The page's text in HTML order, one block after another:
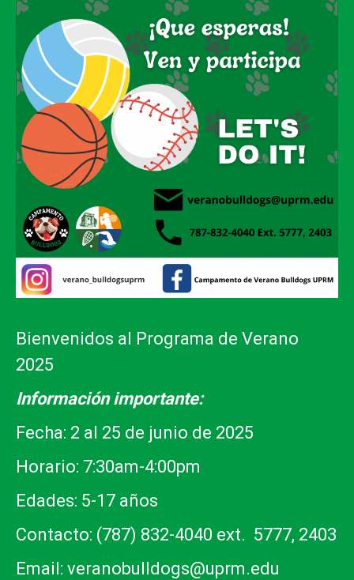
Bienvenidos al Programa de Verano
2025
Información importante:
Fecha: 2 al 25 de junio de 2025
Horario: 7:30am-4:00pm
Edades: 5-17 años
Contacto: (787) 832-4040 ext. 5777, 2403
Email: veranobulldogs@uprm.edu